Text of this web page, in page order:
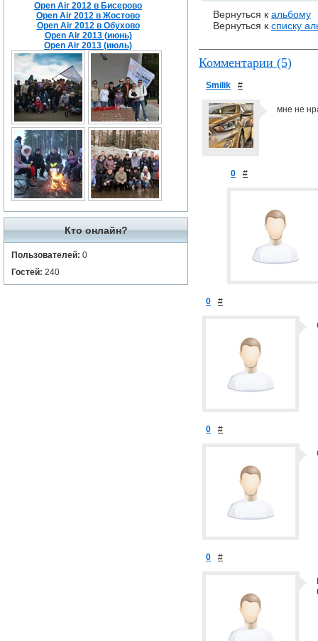
Open Air 2012 в Бисерово
Open Air 2012 в Жостово
Open Air 2012 в Обухово
Open Air 2013 (июнь)
Open Air 2013 (июль)
Кто онлайн?
Пользователей: 0
Гостей: 240
Вернуться к альбому
Вернуться к списку
Комментарии (5)
Smilik #
мне не
0 #
0 #
0 #
0 #